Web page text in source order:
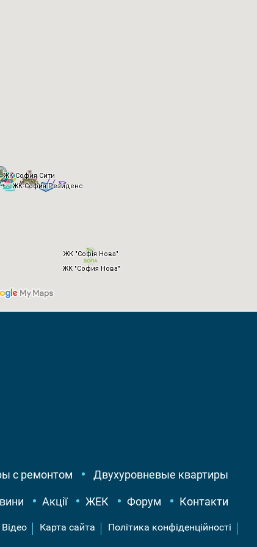
с ремонтом Двухуровневые квартиры
Акції ЖЕК Форум Контакти
Відео Карта сайта Політика конфіденційності